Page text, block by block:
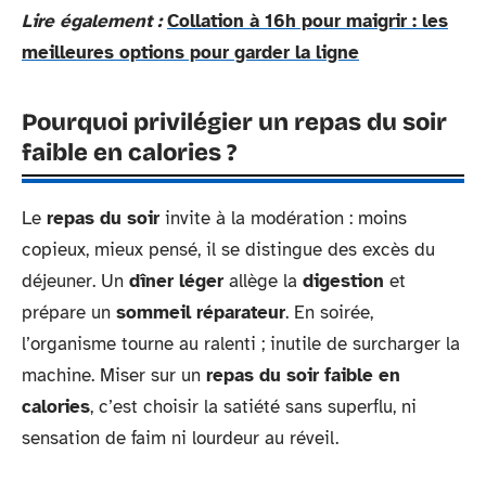
Lire également : Collation à 16h pour maigrir : les
meilleures options pour garder la ligne
Pourquoi privilégier un repas du soir
faible en calories ?
Le repas du soir invite à la modération : moins
copieux, mieux pensé, il se distingue des excès du
déjeuner. Un dîner léger allège la digestion et
prépare un sommeil réparateur. En soirée,
l’organisme tourne au ralenti ; inutile de surcharger la
machine. Miser sur un repas du soir faible en
calories, c’est choisir la satiété sans superflu, ni
sensation de faim ni lourdeur au réveil.